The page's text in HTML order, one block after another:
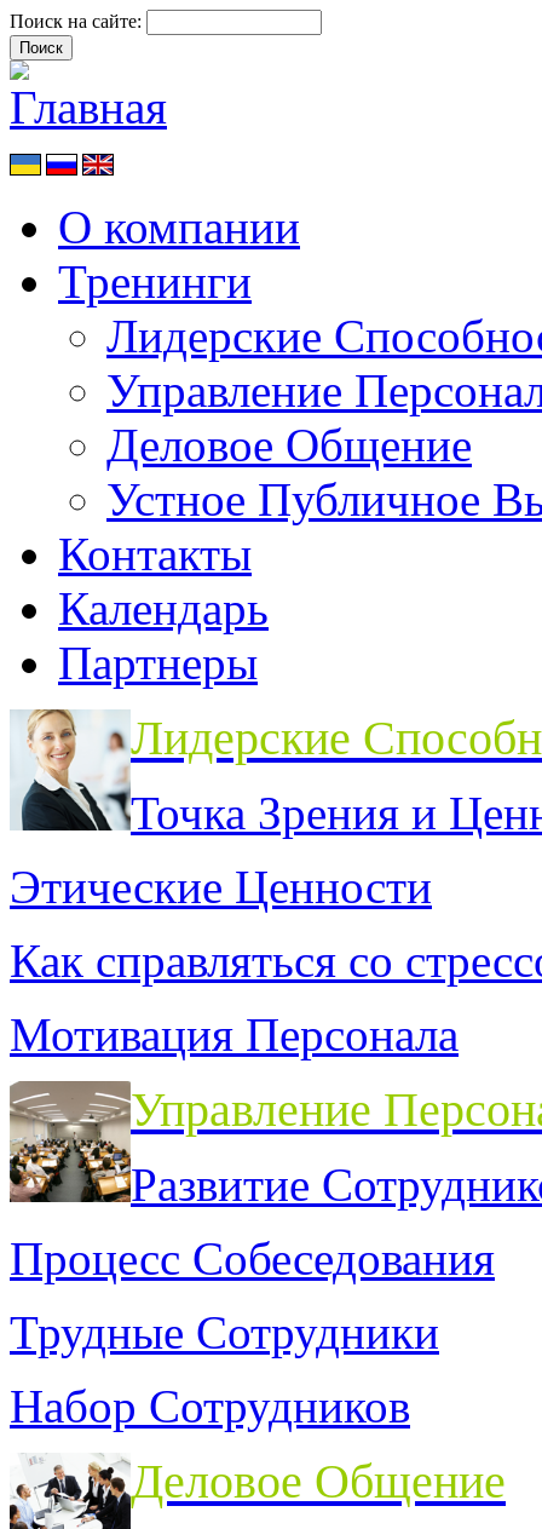
Поиск на сайте:
О компании
Тренинги
Лидерские
Управление
Деловое Общение
Устное Публичное
Контакты
Календарь
Партнеры
Лидерские
Точка Зрения и
Этические Ценности
Как справляться со
Мотивация Персонала
Управление
Развитие
Процесс Собеседования
Трудные Сотрудники
Набор Сотрудников
Деловое Общение